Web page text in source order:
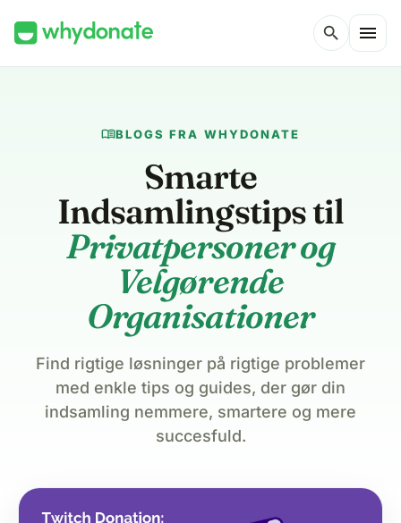
search menu
menu_bookBLOGS FRA WHYDONATE
Smarte
Indsamlingstips til
Privatpersoner og
Velgørende
Organisationer
Find rigtige løsninger på rigtige problemer
med enkle tips og guides, der gør din
indsamling nemmere, smartere og mere
succesfuld.